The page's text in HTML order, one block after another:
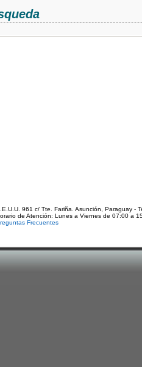
961 c/ Tte. Fariña. Asunción, Paraguay -
de Atención: Lunes a Viernes de 07:00 a
Frecuentes